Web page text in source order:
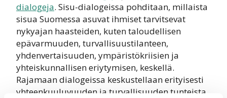
dialogeja. Sisu-dialogeissa pohditaan, millaista
sisua Suomessa asuvat ihmiset tarvitsevat
nykyajan haasteiden, kuten taloudellisen
epävarmuuden, turvallisuustilanteen,
yhdenvertaisuuden, ympäristökriisien ja
yhteiskunnallisen eriytymisen, keskellä.
Rajamaan dialogeissa keskustellaan erityisesti
yhteenkuuluvuuden ja turvallisuuden tunteista.